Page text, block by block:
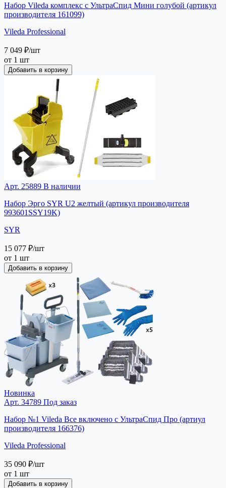
Набор Vileda комплекс c УльтраСпид Мини голубой (артикул
производителя 161099)
Vileda Professional
7 049 ₽/шт
от 1 шт
Добавить в корзину
Арт. 25889 В наличии
Набор Эрго SYR U2 желтый (артикул производителя
993601SSY19K)
SYR
15 077 ₽/шт
от 1 шт
Добавить в корзину
Новинка
Арт. 34789 Под заказ
Набор №1 Vileda Все включено с УльтраСпид Про (артиул
производителя 166376)
Vileda Professional
35 090 ₽/шт
от 1 шт
Добавить в корзину